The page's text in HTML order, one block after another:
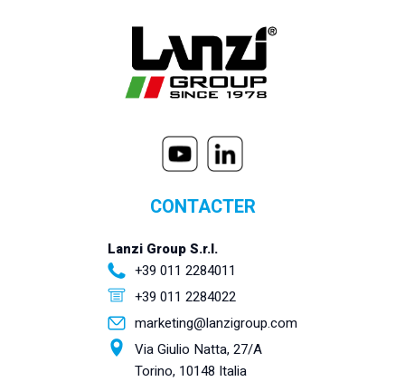
CONTACTER
Lanzi Group S.r.l.
+39 011 2284011
+39 011 2284022
marketing@lanzigroup.com
Via Giulio Natta, 27/A
Torino, 10148 Italia